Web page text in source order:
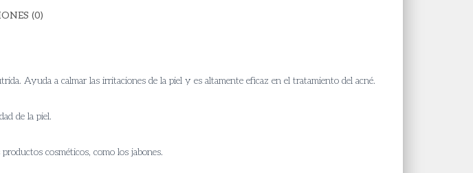
(0)
Ayuda a calmar las irritaciones de la piel y es altamente eficaz en el tratamiento del acné.
de la piel.
cosméticos, como los jabones.